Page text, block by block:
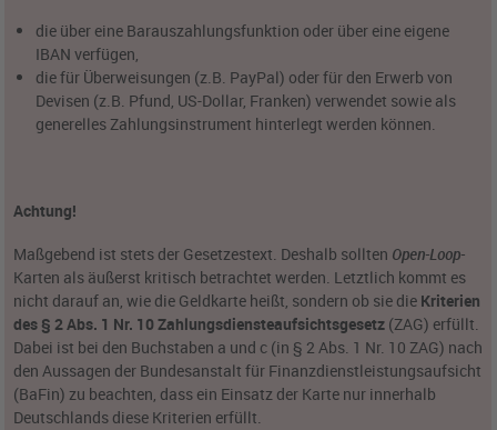
die über eine Barauszahlungsfunktion oder über eine eigene
IBAN verfügen,
die für Überweisungen (z.B. PayPal) oder für den Erwerb von
Devisen (z.B. Pfund, US-Dollar, Franken) verwendet sowie als
generelles Zahlungsinstrument hinterlegt werden können.
Achtung!
Maßgebend ist stets der Gesetzestext. Deshalb sollten Open-Loop-
Karten als äußerst kritisch betrachtet werden. Letztlich kommt es
nicht darauf an, wie die Geldkarte heißt, sondern ob sie die Kriterien
des § 2 Abs. 1 Nr. 10 Zahlungsdiensteaufsichtsgesetz (ZAG) erfüllt.
Dabei ist bei den Buchstaben a und c (in § 2 Abs. 1 Nr. 10 ZAG) nach
den Aussagen der Bundesanstalt für Finanzdienstleistungsaufsicht
(BaFin) zu beachten, dass ein Einsatz der Karte nur innerhalb
Deutschlands diese Kriterien erfüllt.